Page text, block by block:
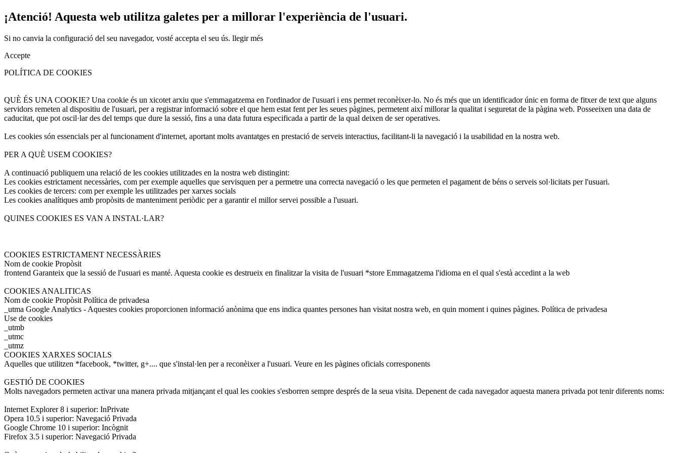
¡Atenció! Aquesta web utilitza galetes per a millorar l'experiència de l'usuari.
Si no canvia la configuració del seu navegador, vosté accepta el seu ús. llegir més
Accepte
POLÍTICA DE COOKIES
QUÈ ÉS UNA COOKIE? Una cookie és un xicotet arxiu que s'emmagatzema en l'ordinador de l'usuari i ens permet reconèixer-lo. No és més que un identificador únic en forma de fitxer de text que alguns
servidors remeten al dispositiu de l'usuari, per a registrar informació sobre el que hem estat fent per les seues pàgines, permetent així millorar la qualitat i seguretat de la pàgina web. Posseeixen una data de
caducitat, que pot oscil·lar des del temps que dure la sessió, fins a una data futura especificada a partir de la qual deixen de ser operatives.
Les cookies són essencials per al funcionament d'internet, aportant molts avantatges en prestació de serveis interactius, facilitant-li la navegació i la usabilidad en la nostra web.
PER A QUÈ USEM COOKIES?
A continuació publiquem una relació de les cookies utilitzades en la nostra web distingint:
Les cookies estrictament necessàries, com per exemple aquelles que servisquen per a permetre una correcta navegació o les que permeten el pagament de béns o serveis sol·licitats per l'usuari.
Les cookies de tercers: com per exemple les utilitzades per xarxes socials
Les cookies analítiques amb propòsits de manteniment periòdic per a garantir el millor servei possible a l'usuari.
QUINES COOKIES ES VAN A INSTAL·LAR?
COOKIES ESTRICTAMENT NECESSÀRIES
Nom de cookie Propòsit
frontend Garanteix que la sessió de l'usuari es manté. Aquesta cookie es destrueix en finalitzar la visita de l'usuari *store Emmagatzema l'idioma en el qual s'està accedint a la web
COOKIES ANALITICAS
Nom de cookie Propòsit Política de privadesa
_utma Google Analytics - Aquestes cookies proporcionen informació anònima que ens indica quantes persones han visitat nostra web, en quin moment i quines pàgines. Política de privadesa
Use de cookies
_utmb
_utmc
_utmz
COOKIES XARXES SOCIALS
Aquelles que utilitzen *facebook, *twitter, g+.... que s'instal·len per a reconèixer a l'usuari. Veure en les pàgines oficials corresponents
GESTIÓ DE COOKIES
Molts navegadors permeten activar una manera privada mitjançant el qual les cookies s'esborren sempre després de la seua visita. Depenent de cada navegador aquesta manera privada pot tenir diferents noms:
Internet Explorer 8 i superior: InPrivate
Opera 10.5 i superior: Navegació Privada
Google Chrome 10 i superior: Incògnit
Firefox 3.5 i superior: Navegació Privada